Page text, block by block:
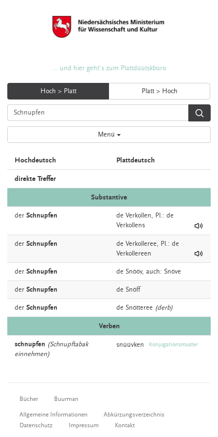
... und hier geht's zum Plattdüütskbüro
Hoch > Platt Platt > Hoch
Menü
Hochdeutsch Plattdeutsch
direkte Treffer
Substantive
der Schnupfen de Verkollen, Pl.: de
Verkollens
der Schnupfen de Verkolleree, Pl.: de
Verkollereen
der Schnupfen de Snööv, auch: Snöve
der Schnupfen de Snöff
der Schnupfen de Snötteree (derb)
Verben
schnupfen (Schnupftabak
einnehmen)
snüüvken Konjugationsmuster
Bücher Buurman
Allgemeine Informationen
Abkürzungsverzeichnis
Datenschutz
Impressum Kontakt